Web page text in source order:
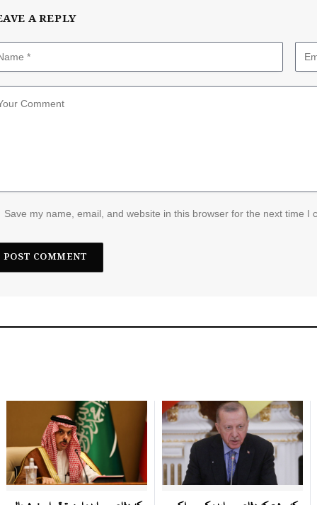
A REPLY
Save my name, email, and website in this browser for the next time I